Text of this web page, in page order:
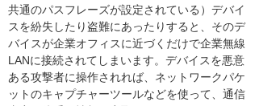
共通のパスフレーズが設定されている）デバイ
スを紛失したり盗難にあったりすると、そのデ
バイスが企業オフィスに近づくだけで企業無線
LANに接続されてしまいます。デバイスを悪意
ある攻撃者に操作されれば、ネットワークパケ
ットのキャプチャーツールなどを使って、通信